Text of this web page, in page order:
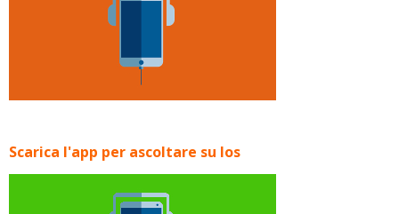
Scarica l'app per ascoltare su Ios